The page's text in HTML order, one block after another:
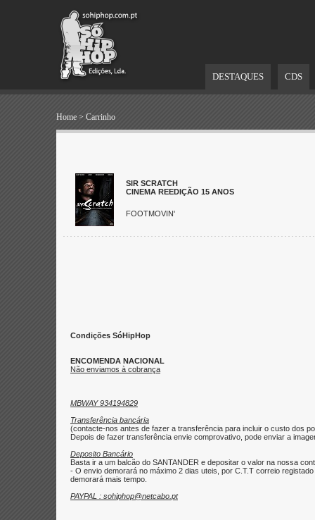
DESTAQUES CDS
Home > Carrinho
SIR SCRATCH
CINEMA REEDIÇÃO 15 ANOS
FOOTMOVIN'
Condições SóHipHop
ENCOMENDA NACIONAL
Não enviamos à cobrança
MBWAY 934194829
Transferência bancária
(contacte-nos antes de fazer a transferência para incluir o custo dos
Depois de fazer transferência envie comprovativo, pode enviar a
Deposito Bancário
Basta ir a um balcão do SANTANDER e depositar o valor na nossa
- O envio demorará no máximo 2 dias uteis, por C.T.T correio
demorará mais tempo.
PAYPAL : sohiphop@netcabo.pt